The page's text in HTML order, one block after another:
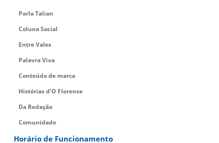
Parla Talian
Coluna Social
Entre Vales
Palavra Viva
Conteúdo de marca
Histórias d’O Florense
Da Redação
Comunidade
Horário de Funcionamento